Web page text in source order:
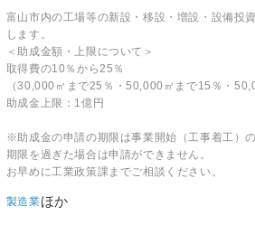
富山市内の工場等の新設・移設・増設・設備投
します。
＜助成金額・上限について＞
取得費の10 ％から 25 ％
（30,000㎡まで25 ％・50,000㎡まで15 ％・
助成金上限：1億円
※助成金の申請の期限は事業開始（工事着工）
期限を過ぎた場合は申請ができません。
お早めに工業政策課までご相談ください。
製造業ほか